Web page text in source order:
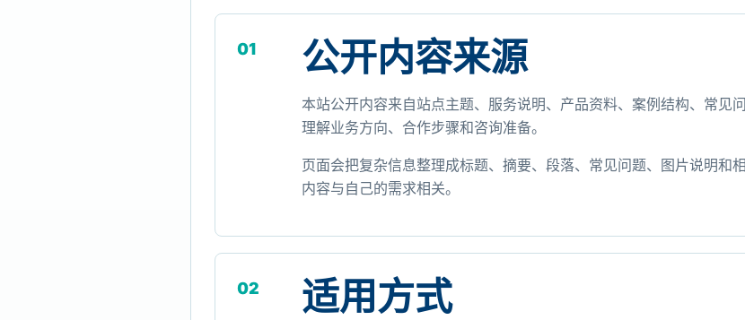
01 公开内容来源
本站公开内容来自站点主题、服务说明、产品资料、案例结构、常见
理解业务方向、合作步骤和咨询准备。
页面会把复杂信息整理成标题、摘要、段落、常见问题、图片说明和
内容与自己的需求相关。
02 适用方式